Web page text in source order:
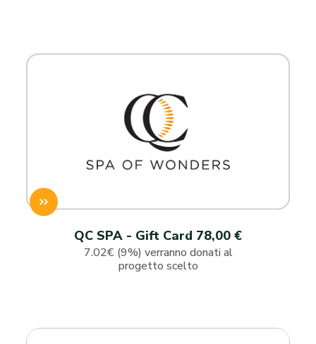
QC SPA - Gift Card 78,00 €
7.02€ (9%) verranno donati al
progetto scelto